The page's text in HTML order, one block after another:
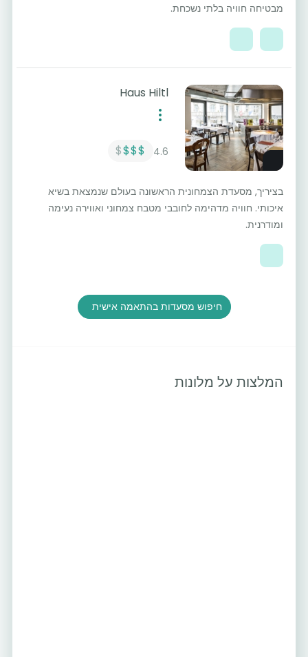
מבטיחה חוויה בלתי נשכחת.
Haus Hiltl
4.6
$$$
$
בציריך, מסעדת הצמחונית הראשונה בעולם שנמצאת בשיא
איכותי. חוויה מדהימה לחובבי מטבח צמחוני ואווירה נעימה
ומודרנית.
חיפוש מסעדות בהתאמה אישית
המלצות על מלונות